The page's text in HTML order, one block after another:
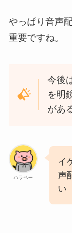
やっぱり音声
重要ですね。
今後
を明
があ
ハラペー
イ
声
い